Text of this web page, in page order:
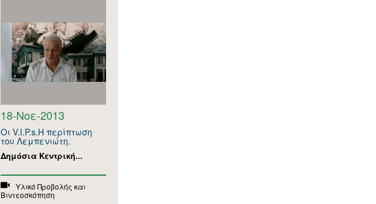
18-Νοε-2013
Οι V.I.P.s.Η περίπτωση
του Λεμπενιώτη.
Δημόσια Κεντρική...
Υλικό Προβολής και
Βιντεοσκόπηση